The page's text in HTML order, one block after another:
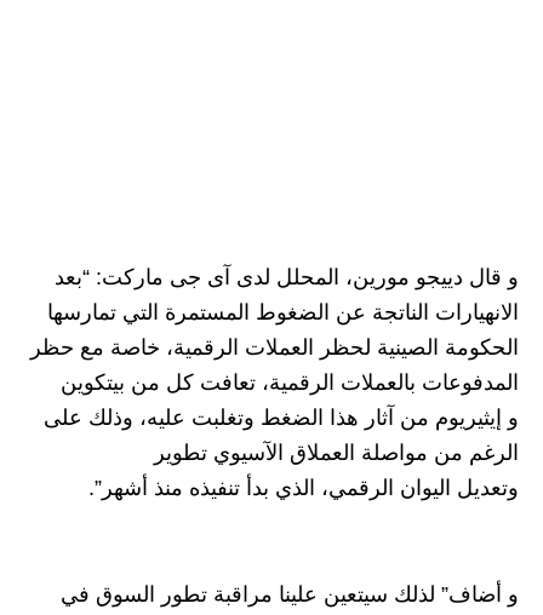
و قال دييجو مورين، المحلل لدى آى جى ماركت: “بعد
الانهيارات الناتجة عن الضغوط المستمرة التي تمارسها
الحكومة الصينية لحظر العملات الرقمية، خاصة مع حظر
المدفوعات بالعملات الرقمية، تعافت كل من بيتكوين
و إيثيريوم من آثار هذا الضغط وتغلبت عليه، وذلك على
الرغم من مواصلة العملاق الآسيوي تطوير
وتعديل اليوان الرقمي، الذي بدأ تنفيذه منذ أشهر”.
و أضاف” لذلك سيتعين علينا مراقبة تطور السوق في